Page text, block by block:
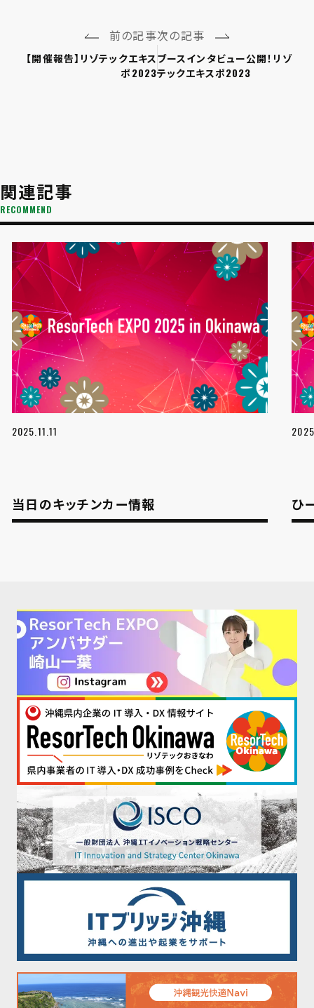
前の記事
【開催報告】リゾテックエキス
ポ2023
次の記事
ブースインタビュー公開！リゾ
テックエキスポ2023
関連記事
RECOMMEND
2025.11.11
当日のキッチンカー情報 ひ